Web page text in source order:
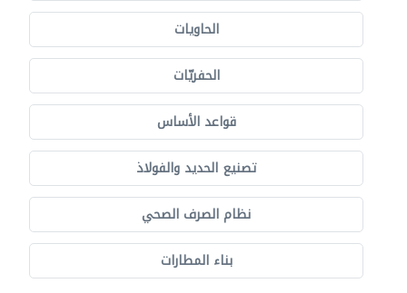
الحاويات
الحفريّات
قواعد الأساس
تصنيع الحديد والفولاذ
نظام الصرف الصحي
بناء المطارات